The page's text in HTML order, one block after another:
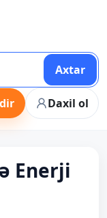
Axtar
Daxil ol
Enerji